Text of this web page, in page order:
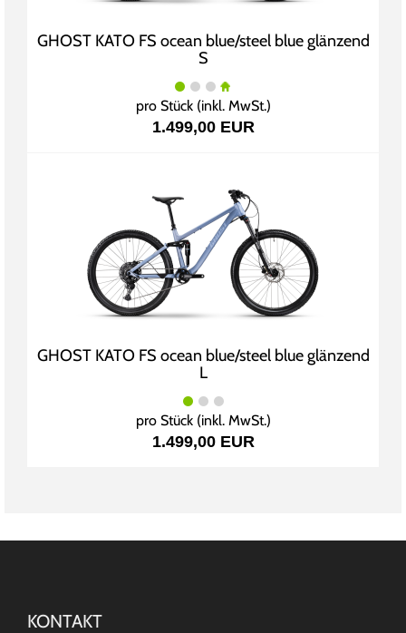
GHOST KATO FS ocean blue/steel blue glänzend
S
pro Stück (inkl. MwSt.)
1.499,00 EUR
GHOST KATO FS ocean blue/steel blue glänzend
L
pro Stück (inkl. MwSt.)
1.499,00 EUR
KONTAKT